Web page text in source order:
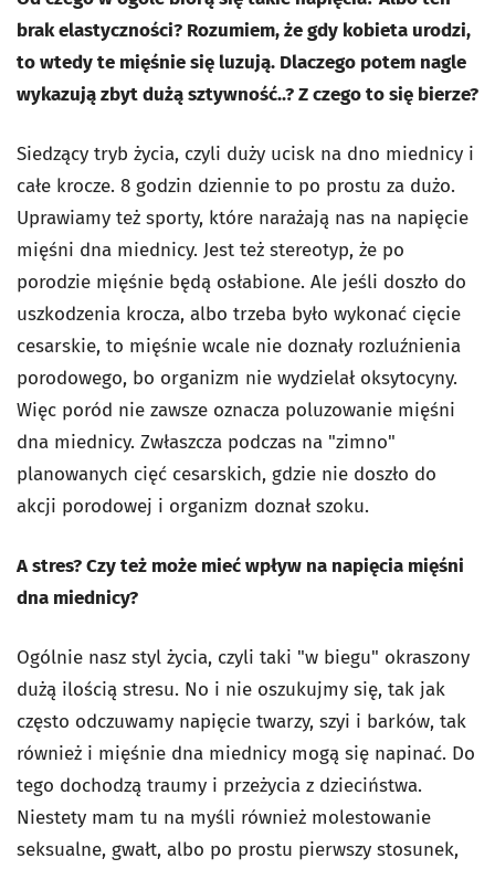
brak elastyczności? Rozumiem, że gdy kobieta urodzi,
to wtedy te mięśnie się luzują. Dlaczego potem nagle
wykazują zbyt dużą sztywność..? Z czego to się bierze?
Siedzący tryb życia, czyli duży ucisk na dno miednicy i
całe krocze. 8 godzin dziennie to po prostu za dużo.
Uprawiamy też sporty, które narażają nas na napięcie
mięśni dna miednicy. Jest też stereotyp, że po
porodzie mięśnie będą osłabione. Ale jeśli doszło do
uszkodzenia krocza, albo trzeba było wykonać cięcie
cesarskie, to mięśnie wcale nie doznały rozluźnienia
porodowego, bo organizm nie wydzielał oksytocyny.
Więc poród nie zawsze oznacza poluzowanie mięśni
dna miednicy. Zwłaszcza podczas na "zimno"
planowanych cięć cesarskich, gdzie nie doszło do
akcji porodowej i organizm doznał szoku.
A stres? Czy też może mieć wpływ na napięcia mięśni
dna miednicy?
Ogólnie nasz styl życia, czyli taki "w biegu" okraszony
dużą ilością stresu. No i nie oszukujmy się, tak jak
często odczuwamy napięcie twarzy, szyi i barków, tak
również i mięśnie dna miednicy mogą się napinać. Do
tego dochodzą traumy i przeżycia z dzieciństwa.
Niestety mam tu na myśli również molestowanie
seksualne, gwałt, albo po prostu pierwszy stosunek,